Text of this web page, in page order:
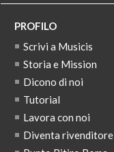
PROFILO
Scrivi a Musicis
Storia e Mission
Dicono di noi
Tutorial
Lavora con noi
Diventa rivenditore